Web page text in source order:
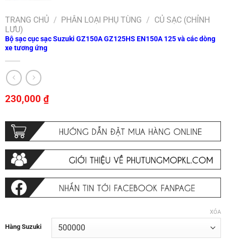
TRANG CHỦ / PHÂN LOẠI PHỤ TÙNG / CỦ SẠC (CHỈNH
LƯU)
Bộ sạc cục sạc Suzuki GZ150A GZ125HS EN150A 125 và các dòng
xe tương ứng
230,000 ₫
Hàng Suzuki
XÓA